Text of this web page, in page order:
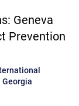
Geneva
Prevention
Georgia